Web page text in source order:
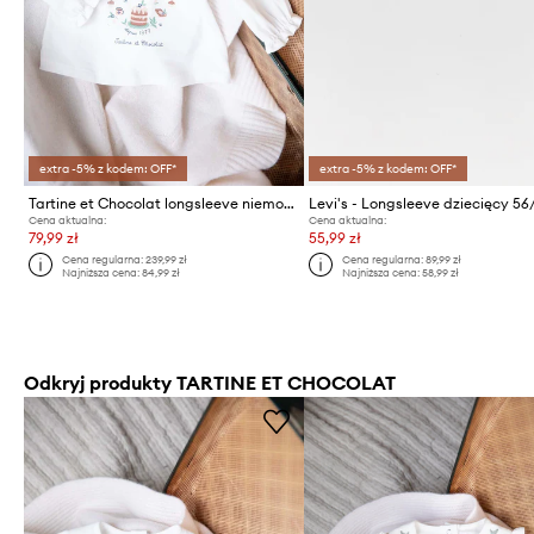
extra -5% z kodem: OFF*
Tartine et Chocolat longsleeve niemowlęcy
Cena aktualna:
79,99 zł
Cena regularna:239,99 zł
Najniższa cena:84,99 zł
extra -5% z kodem: OFF*
Cena aktualna:
55,99 zł
Cena regularna: 89,99 zł
Najniższa cena: 58,99 zł
Odkryj produkty TARTINE ET CHOCOLAT